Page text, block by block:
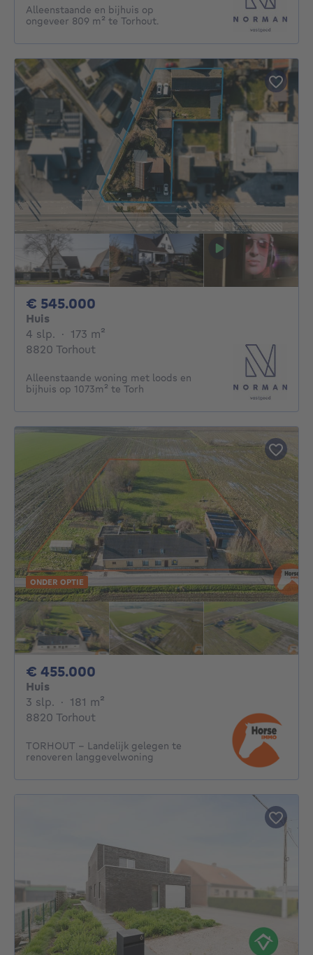
Alleenstaande en bijhuis op
ongeveer 809 m² te Torhout.
€ 545.000
Huis
4 slp. 4 slaapkamers
· 173 m²
8820 Torhout
Alleenstaande woning met loods en
bijhuis op 1073m² te Torh
ONDER OPTIE
€ 455.000
Huis
3 slp. 3 slaapkamers
· 181 m²
8820 Torhout
TORHOUT - Landelijk gelegen te
renoveren langgevelwoning